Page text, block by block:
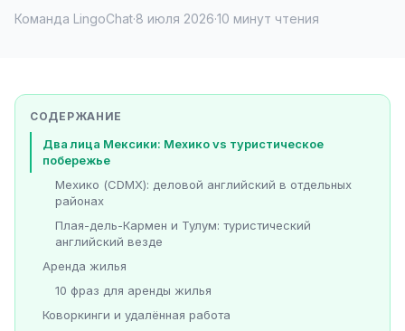
Команда LingoChat·8 июля 2026·10 минут чтения
СОДЕРЖАНИЕ
Два лица Мексики: Мехико vs туристическое
побережье
Мехико (CDMX): деловой английский в отдельных
районах
Плая-дель-Кармен и Тулум: туристический
английский везде
Аренда жилья
10 фраз для аренды жилья
Коворкинги и удалённая работа